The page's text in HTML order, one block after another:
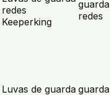
redes
Keeperking
guarda
redes
Luvas de guarda guarda